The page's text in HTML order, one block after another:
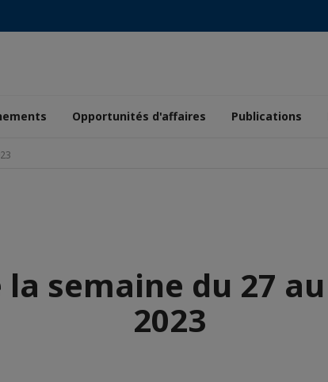
Opportunités d'affaires Publications
la semaine du 27
2023